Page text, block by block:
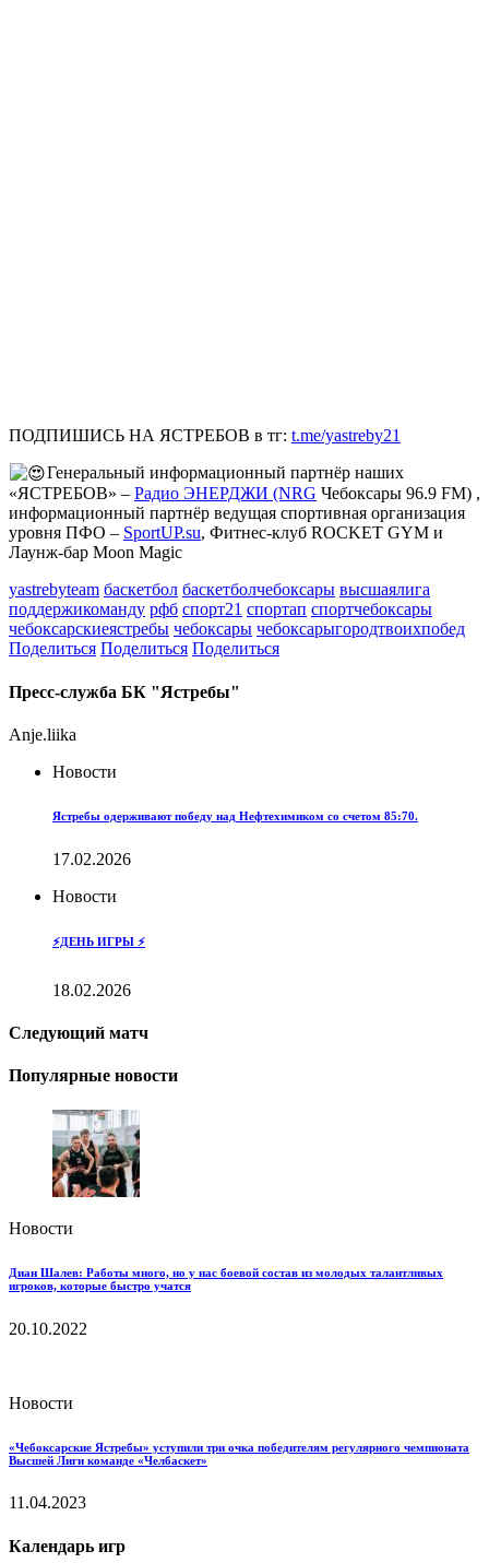
ПОДПИШИСЬ НА ЯСТРЕБОВ в тг: t.me/yastreby21
Генеральный информационный партнёр наших
«ЯСТРЕБОВ» – Радио ЭНЕРДЖИ (NRG Чебоксары 96.9 FM) ,
информационный партнёр ведущая спортивная организация
уровня ПФО – SportUP.su, Фитнес-клуб ROCKET GYM и
Лаунж-бар Moon Magic
yastrebyteam баскетбол баскетболчебоксары высшаялига
поддержикоманду рфб спорт21 спортап спортчебоксары
чебоксарскиеястребы чебоксары чебоксарыгородтвоихпобед
Поделиться Поделиться Поделиться
Пресс-служба БК "Ястребы"
Anje.liika
Новости
Ястребы одерживают победу над Нефтехимиком со счетом 85:70.
17.02.2026
Новости
⚡️ДЕНЬ ИГРЫ ⚡️
18.02.2026
Следующий матч
Популярные новости
Новости
Диан Шалев: Работы много, но у нас боевой состав из молодых талантливых
игроков, которые быстро учатся
20.10.2022
Новости
«Чебоксарские Ястребы» уступили три очка победителям регулярного чемпионата
Высшей Лиги команде «Челбаскет»
11.04.2023
Календарь игр